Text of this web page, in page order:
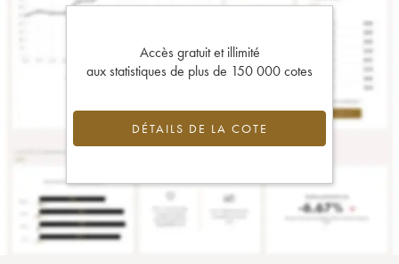
Accès gratuit et illimité
aux statistiques de plus de 150 000 cotes
DÉTAILS DE LA COTE